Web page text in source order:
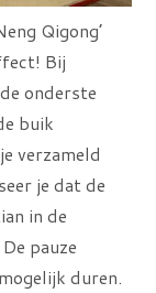
Qigong’
Bij
onderste
buik
verzameld
je dat de
in de
pauze
duren.